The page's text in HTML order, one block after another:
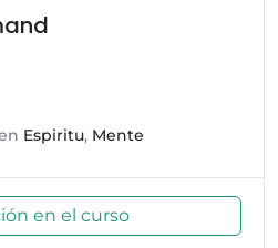
Espiritu, Mente
en el curso